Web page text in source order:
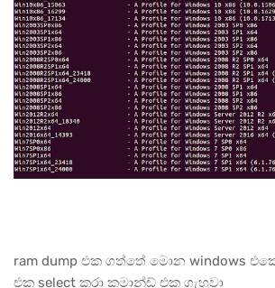
ram dump එක ගත්තේ මොන windows
එක select කරා කමාන්ඩ් එක ගැහුවා